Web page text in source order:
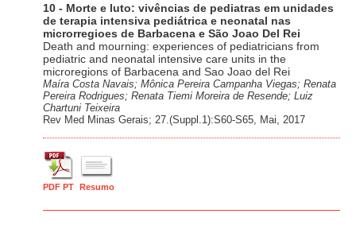
10 - Morte e luto: vivências de pediatras em unidades
de terapia intensiva pediátrica e neonatal nas
microrregioes de Barbacena e São Joao Del Rei
Death and mourning: experiences of pediatricians from
pediatric and neonatal intensive care units in the
microregions of Barbacena and Sao Joao del Rei
Maíra Costa Navais; Mônica Pereira Campanha Viegas; Renata
Pereira Rodrigues; Renata Tiemi Moreira de Resende; Luiz
Chartuni Teixeira
Rev Med Minas Gerais; 27.(Suppl.1):S60-S65, Mai, 2017
PDF PT Resumo